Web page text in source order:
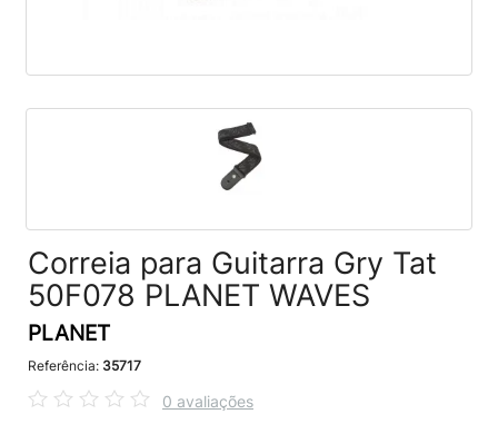
Correia para Guitarra Gry Tat
50F078 PLANET WAVES
PLANET
Referência: 35717
0 avaliações